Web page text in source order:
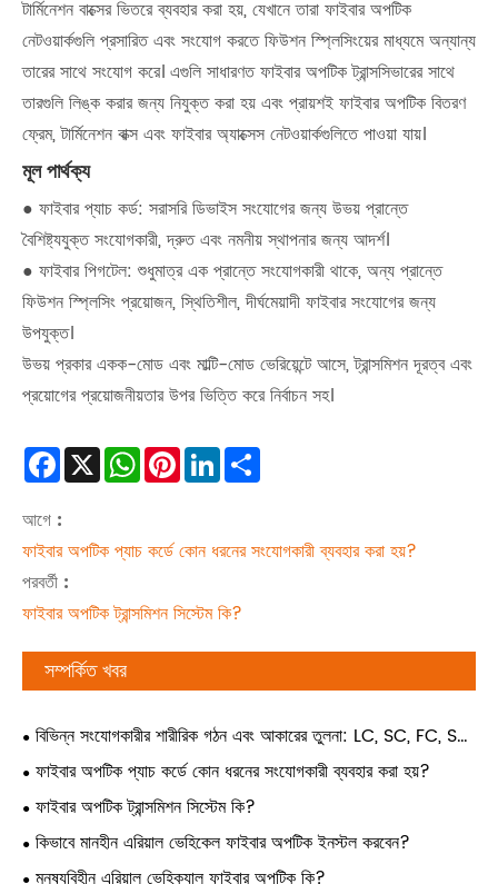
টার্মিনেশন বাক্সের ভিতরে ব্যবহার করা হয়, যেখানে তারা ফাইবার অপটিক
নেটওয়ার্কগুলি প্রসারিত এবং সংযোগ করতে ফিউশন স্প্লিসিংয়ের মাধ্যমে অন্যান্য
তারের সাথে সংযোগ করে। এগুলি সাধারণত ফাইবার অপটিক ট্রান্সসিভারের সাথে
তারগুলি লিঙ্ক করার জন্য নিযুক্ত করা হয় এবং প্রায়শই ফাইবার অপটিক বিতরণ
ফ্রেম, টার্মিনেশন বাক্স এবং ফাইবার অ্যাক্সেস নেটওয়ার্কগুলিতে পাওয়া যায়।
মূল পার্থক্য
● ফাইবার প্যাচ কর্ড: সরাসরি ডিভাইস সংযোগের জন্য উভয় প্রান্তে
বৈশিষ্ট্যযুক্ত সংযোগকারী, দ্রুত এবং নমনীয় স্থাপনার জন্য আদর্শ।
● ফাইবার পিগটেল: শুধুমাত্র এক প্রান্তে সংযোগকারী থাকে, অন্য প্রান্তে
ফিউশন স্প্লিসিং প্রয়োজন, স্থিতিশীল, দীর্ঘমেয়াদী ফাইবার সংযোগের জন্য
উপযুক্ত।
উভয় প্রকার একক-মোড এবং মাল্টি-মোড ভেরিয়েন্টে আসে, ট্রান্সমিশন দূরত্ব এবং
প্রয়োগের প্রয়োজনীয়তার উপর ভিত্তি করে নির্বাচন সহ।
Facebook
X WhatsApp
Pinterest
LinkedIn
আগে :
ফাইবার অপটিক প্যাচ কর্ডে কোন ধরনের সংযোগকারী ব্যবহার করা হয়?
পরবর্তী :
ফাইবার অপটিক ট্রান্সমিশন সিস্টেম কি?
সম্পর্কিত খবর
বিভিন্ন সংযোগকারীর শারীরিক গঠন এবং আকারের তুলনা: LC, SC, FC, ST,
MPO
ফাইবার অপটিক প্যাচ কর্ডে কোন ধরনের সংযোগকারী ব্যবহার করা হয়?
ফাইবার অপটিক ট্রান্সমিশন সিস্টেম কি?
কিভাবে মানহীন এরিয়াল ভেহিকেল ফাইবার অপটিক ইনস্টল করবেন?